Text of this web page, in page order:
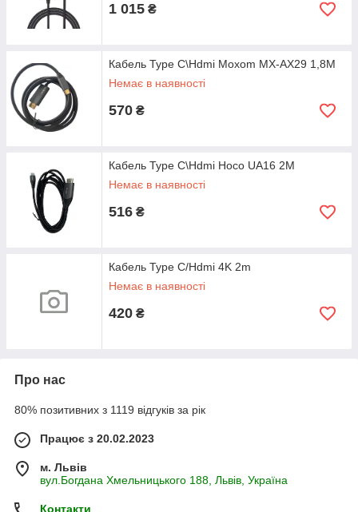
1 015 ₴
Кабель Type C\Hdmi Moxom MX-AX29 1,8M
Немає в наявності
570 ₴
Кабель Type C\Hdmi Hoco UA16 2M
Немає в наявності
516 ₴
Кабель Type C/Hdmi 4K 2m
Немає в наявності
420 ₴
Про нас
80% позитивних з 1119 відгуків за рік
Працює з 20.02.2023
м. Львів
вул.Богдана Хмельницького 188, Львів, Україна
Контакти